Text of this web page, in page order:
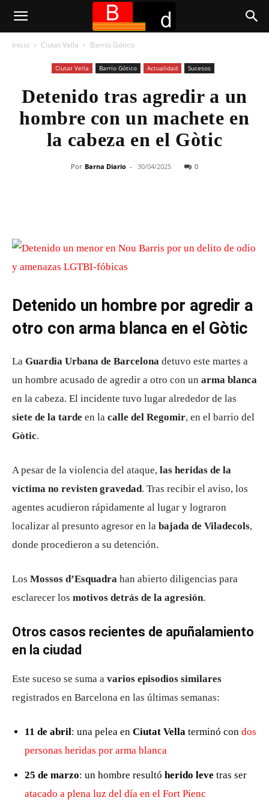
Inicio Ciutat Vella Barrio Gótico
Ciutat Vella Barrio Gótico Actualidad Sucesos
Detenido tras agredir a un
hombre con un machete en
la cabeza en el Gòtic
Por Barna Diario - 30/04/2025 0
Detenido un hombre por agredir a
otro con arma blanca en el Gòtic
La Guardia Urbana de Barcelona detuvo este martes a
un hombre acusado de agredir a otro con un arma blanca
en la cabeza. El incidente tuvo lugar alrededor de las
siete de la tarde en la calle del Regomir, en el barrio del
Gòtic.
A pesar de la violencia del ataque, las heridas de la
víctima no revisten gravedad. Tras recibir el aviso, los
agentes acudieron rápidamente al lugar y lograron
localizar al presunto agresor en la bajada de Viladecols,
donde procedieron a su detención.
Los Mossos d’Esquadra han abierto diligencias para
esclarecer los motivos detrás de la agresión.
Otros casos recientes de apuñalamiento
en la ciudad
Este suceso se suma a varios episodios similares
registrados en Barcelona en las últimas semanas:
11 de abril: una pelea en Ciutat Vella terminó con dos
personas heridas por arma blanca
25 de marzo: un hombre resultó herido leve tras ser
atacado a plena luz del día en el Fort Pienc